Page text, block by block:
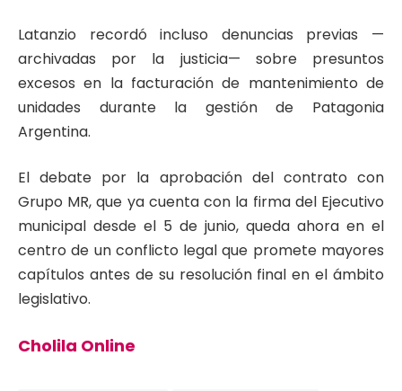
​Latanzio recordó incluso denuncias previas —
archivadas por la justicia— sobre presuntos
excesos en la facturación de mantenimiento de
unidades durante la gestión de Patagonia
Argentina.
​El debate por la aprobación del contrato con
Grupo MR, que ya cuenta con la firma del Ejecutivo
municipal desde el 5 de junio, queda ahora en el
centro de un conflicto legal que promete mayores
capítulos antes de su resolución final en el ámbito
legislativo.
Cholila Online